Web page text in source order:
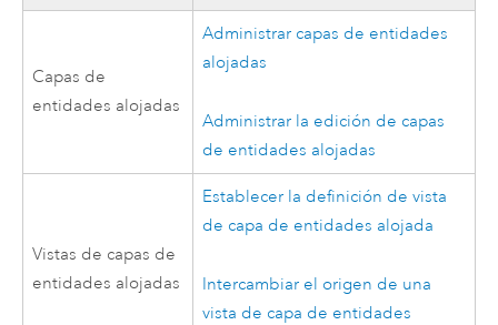
Capas de
entidades alojadas
Administrar capas de entidades
alojadas
Administrar la edición de capas
de entidades alojadas
Vistas de capas de
entidades alojadas
Establecer la definición de vista
de capa de entidades alojada
Intercambiar el origen de una
vista de capa de entidades